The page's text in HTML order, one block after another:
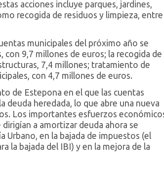
acciones incluye parques, jardines,
recogida de residuos y limpieza, entre
municipales del próximo año se
con 9,7 millones de euros; la recogida de
7,4 millones; tratamiento de
con 4,7 millones de euros.
de Estepona en el que las cuentas
deuda heredada, lo que abre una nueva
Los importantes esfuerzos
a amortizar deuda ahora se
Urbano, en la bajada de impuestos (el
la bajada del IBI) y en la mejora de la